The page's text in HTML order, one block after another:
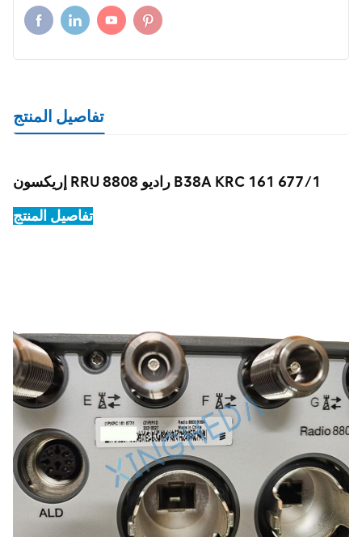
تفاصيل المنتج
إريكسون RRU راديو 8808 B38A KRC 161 677/1
تفاصيل المنتج